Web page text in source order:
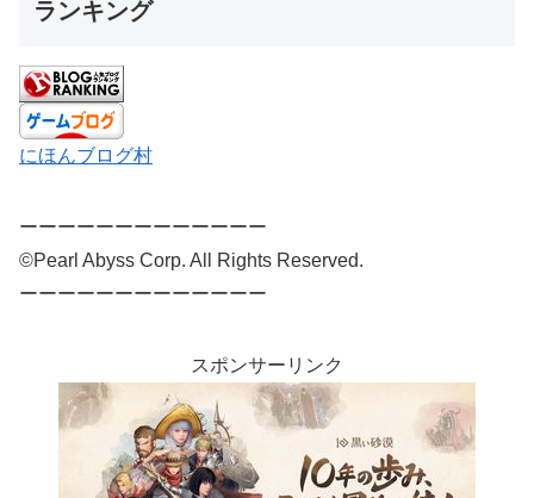
ランキング
にほんブログ村
ーーーーーーーーーーーーー
©Pearl Abyss Corp. All Rights Reserved.
ーーーーーーーーーーーーー
スポンサーリンク